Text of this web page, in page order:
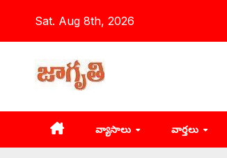
Sat. Aug 8th, 2026
వ్యాసాలు వార్తలు